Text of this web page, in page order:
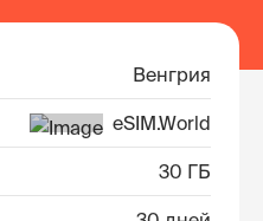
Венгрия
eSIM.World
30 ГБ